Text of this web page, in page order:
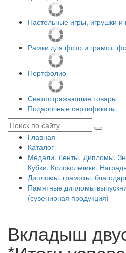
Настольные игры, игрушки и
Рамки для фото и грамот,
Портфолио
Светоотражающие товары
Подарочные сертификаты
Главная
Каталог
Медали. Ленты. Дипломы.
Кубки. Колокольчики.
Дипломы, грамоты,
Памятные дипломы
(сувенирная продукция)
Вкладыш